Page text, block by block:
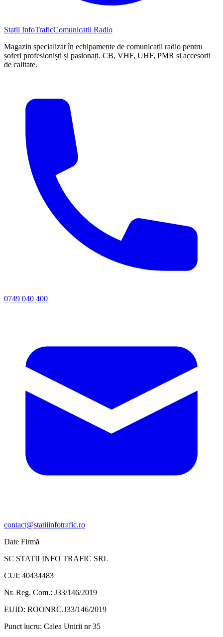
Stații InfoTraficComunicații Radio
Magazin specializat în echipamente de comunicații radio pentru
șoferi profesioniști și pasionați. CB, VHF, UHF, PMR și accesorii
de calitate.
0749 040 400
contact@statiiinfotrafic.ro
Date Firmă
SC STATII INFO TRAFIC SRL
CUI: 40434483
Nr. Reg. Com.: J33/146/2019
EUID: ROONRC.J33/146/2019
Punct lucru: Calea Unirii nr 35